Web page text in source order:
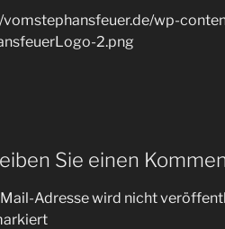
vomstephansfeuer.de/wp-
2.png
Sie einen
Adresse wird nicht